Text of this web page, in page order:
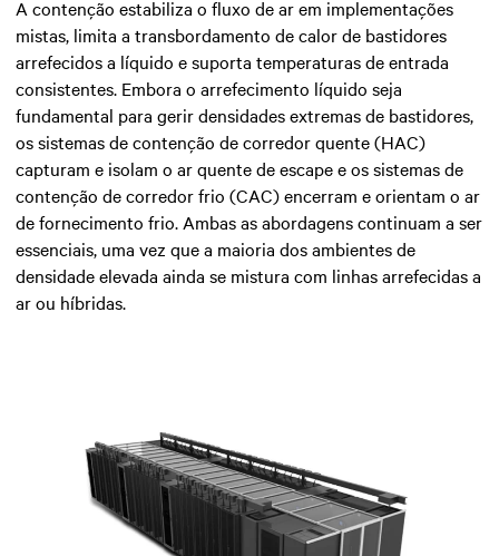
A contenção estabiliza o fluxo de ar em implementações
mistas, limita a transbordamento de calor de bastidores
arrefecidos a líquido e suporta temperaturas de entrada
consistentes. Embora o arrefecimento líquido seja
fundamental para gerir densidades extremas de bastidores,
os sistemas de contenção de corredor quente (HAC)
capturam e isolam o ar quente de escape e os sistemas de
contenção de corredor frio (CAC) encerram e orientam o ar
de fornecimento frio. Ambas as abordagens continuam a ser
essenciais, uma vez que a maioria dos ambientes de
densidade elevada ainda se mistura com linhas arrefecidas a
ar ou híbridas.